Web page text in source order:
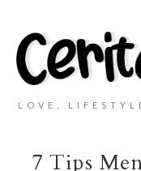
LOVE,
7 Tips